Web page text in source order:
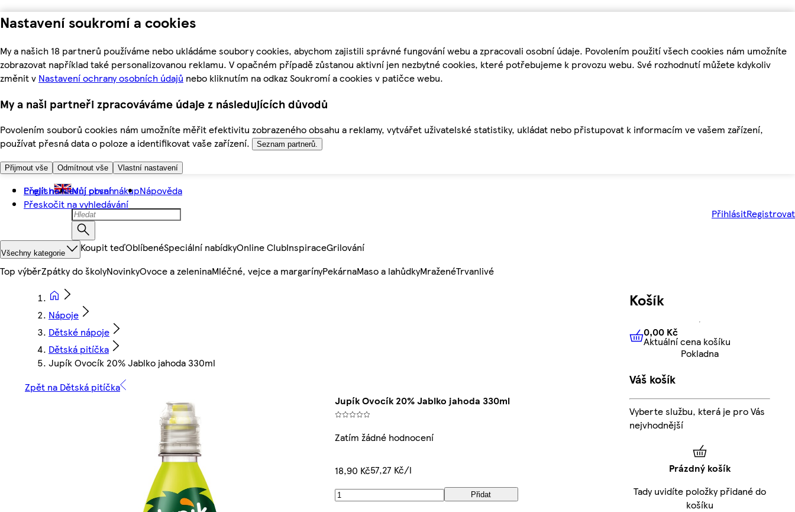
Nastavení soukromí a cookies
My a našich 18 partnerů používáme nebo ukládáme soubory cookies, abychom zajistili správné fungování webu a zpracovali osobní údaje. Povolením použití všech cookies nám umožníte
zobrazovat například také personalizovanou reklamu. V opačném případě zůstanou aktivní jen nezbytné cookies, které potřebujeme k provozu webu. Své rozhodnutí můžete kdykoliv
změnit v Nastavení ochrany osobních údajů nebo kliknutím na odkaz Soukromí a cookies v patičce webu.
My a naši partneři zpracováváme údaje z následujících důvodů
Povolením souborů cookies nám umožníte měřit efektivitu zobrazeného obsahu a reklamy, vytvářet uživatelské statistiky, ukládat nebo přistupovat k informacím ve vašem zařízení,
používat přesná data o poloze a identifikovat vaše zařízení.
Seznam partnerů.
Přijmout vše Odmítnout vše Vlastní nastavení
Přejít na hlavní obsah
Přeskočit na vyhledávání
English Můj první nákupNápověda
PřihlásitRegistrovat
Všechny kategorie Koupit teďOblíbenéSpeciální nabídkyOnline ClubInspiraceGrilování
Top výběrZpátky do školyNovinkyOvoce a zeleninaMléčné, vejce a margarínyPekárnaMaso a lahůdkyMraženéTrvanlivé
Nápoje
Dětské nápoje
Dětská pitíčka
Jupík Ovocík 20% Jablko jahoda 330ml
Zpět na Dětská pitíčka
Jupík Ovocík 20% Jablko jahoda 330ml
Zatím žádné hodnocení
18,90 Kč57,27 Kč/l
Přidat
Košík
0,00 KčAktuální cena košíku
0,00 Kč
Aktuální cena košíku
Pokladna
Váš košík
Vyberte službu, která je pro Vás
nejvhodnější
Prázdný košík
Tady uvidíte položky přidané do
košíku